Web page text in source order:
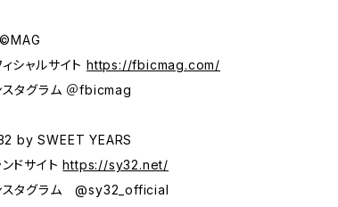
ィシャルサイトhttps://fbicmag.com/
スタグラム ＠fbicmag
by SWEET YEARS
ンドサイトhttps://sy32.net/
スタグラム @sy32_official